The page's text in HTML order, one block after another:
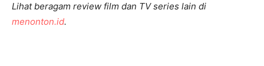
Lihat beragam review film dan TV series lain di
menonton.id.